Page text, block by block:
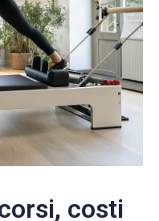
costi